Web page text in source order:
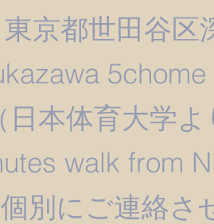
東京都世田谷区
（日本体育大学よ
walk from
別にご連絡さ